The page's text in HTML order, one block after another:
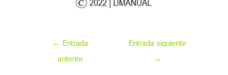
← Entrada
anterior
Entrada siguiente
→